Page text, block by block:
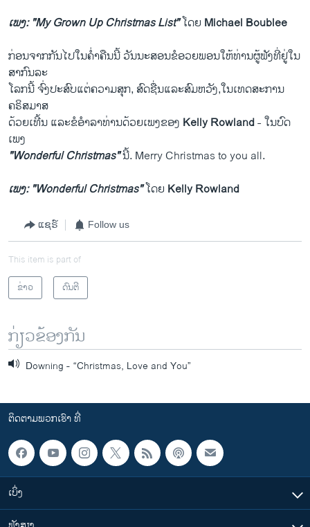
ເພງ:"My Grown Up Christmas List"ໂດຍ Michael Boublee
ກ່ອນ​ຈາກ​ກັນ​ໄປ​ໃນ​ຄໍ່າ​ຄືນ​ນີ້ ວັນນະ​ສອນ​ຂໍ​ອວຍພອນໃຫ້ທ່ານຜູ້​ຟັງ​ທີ່ຢູ່​ໃນ​
ສາກົນ​ລະ​
ໂລກ​ນີ້ ຈົ່ງ​ປະສົບ​ແຕ່​ຄວາມສຸ​ກ, ສົດ​ຊື່ນແລະ​ສົມຫວັງ,ໃນເທດສະການ
ຄຣິສມາສ
ດ້ວຍເທີ້ນ ​ແລະ​ຂໍ​ອໍາ​ລາ​ທ່ານ​ດ້ວຍ​ເພງ​ຂອງ Kelly Rowland- ​ໃນ​ບົດ​
ເພງ
"Wonderful Christmas"ນີ້. Merry Christmas to you all.
ເພງ:"Wonderful Christmas"ໂດຍ Kelly Rowland
ແຊຣ໌ Follow us
This item is part of
ຂ່າວ
ດົນຕີ
ກ່ຽວຂ້ອງກັນ
Downing - “Christmas, Love and You”
ຕິດຕາມພວກເຮົາ ທີ່
ເບິ່ງ